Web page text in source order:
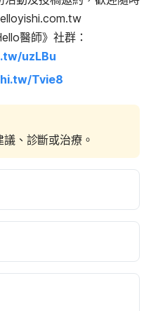
醫師》社群：
uzLBu
Tvie8
、診斷或治療。
）
Page/FbjrSI1Qy